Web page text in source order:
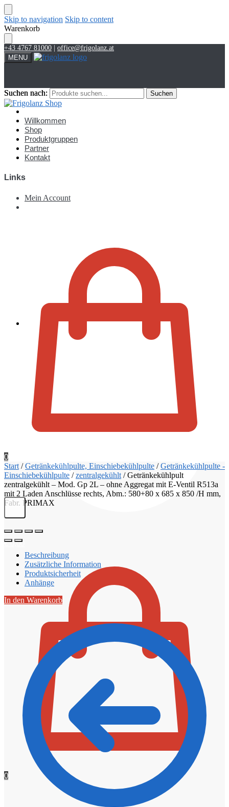
Skip to navigation Skip to content
Warenkorb
+43 4767 81000
office@frigolanz.at
MENU
Suchen nach: Suchen
Zur Kassa
€0,00
0
Suchen nach: Suchen
Willkommen
Shop
Produktgruppen
Partner
Kontakt
Links
Mein Account
0
Start /Getränkekühlpulte, Einschiebekühlpulte /Getränkekühlpulte -
Einschiebekühlpulte /zentralgekühlt /Getränkekühlpult
zentralgekühlt – Mod. Gp 2L – ohne Aggregat mit E-Ventil R513a
mit 2 Laden Anschlüsse rechts, Abm.: 580+80 x 685 x 850 /H mm,
Fabr. PRIMAX
Beschreibung
Zusätzliche Information
Produktsicherheit
Anhänge
In den Warenkorb